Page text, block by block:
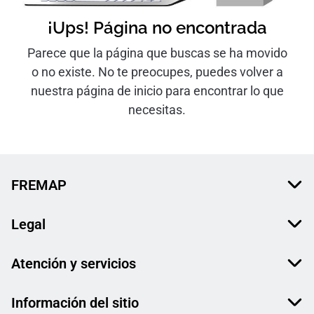
¡Ups! Página no encontrada
Parece que la página que buscas se ha movido
o no existe. No te preocupes, puedes volver a
nuestra página de inicio para encontrar lo que
necesitas.
FREMAP
Legal
Atención y servicios
Información del sitio